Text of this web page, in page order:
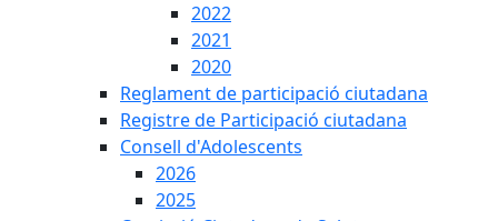
2022
2021
2020
Reglament de participació ciutadana
Registre de Participació ciutadana
Consell d'Adolescents
2026
2025